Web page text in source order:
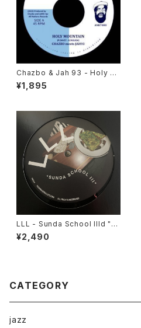
Chazbo & Jah 93 - Holy M
ountain "7"
¥1,895
LLL - Sunda School IIId "1
2"
¥2,490
CATEGORY
jazz